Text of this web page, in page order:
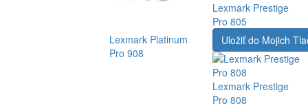
Lexmark Platinum
Pro 908
Lexmark Prestige
Pro 805
Uložiť do Mojich
Lexmark Prestige
Pro 808